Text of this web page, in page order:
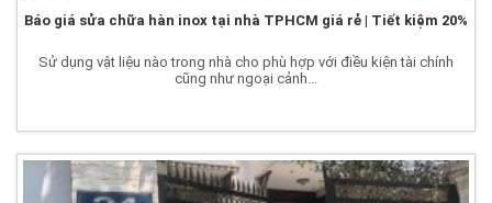
Báo giá sửa chữa hàn inox tại nhà TPHCM giá rẻ | Tiết kiệm 20%
Sử dụng vật liệu nào trong nhà cho phù hợp với điều kiện tài chính
cũng như ngoại cảnh...